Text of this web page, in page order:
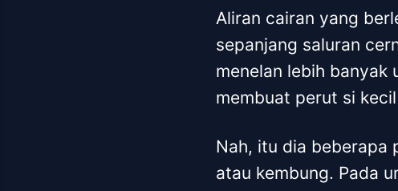
Aliran cairan yang
sepanjang saluran
menelan lebih banyak
membuat perut si
Nah, itu dia beberapa
atau kembung. Pada